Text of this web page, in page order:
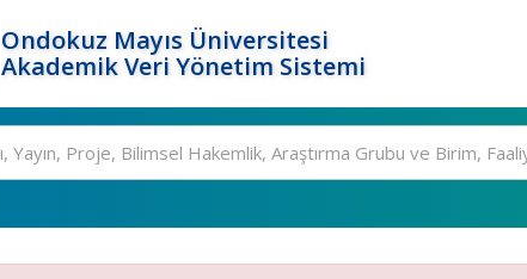
Ondokuz Mayıs Üniversitesi
Akademik Veri Yönetim Sistemi